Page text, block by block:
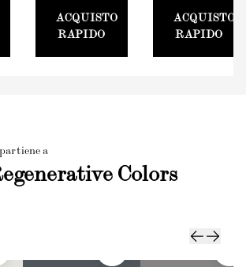
100mm
ACQUISTO
RAPIDO
ACQUISTO
RAPIDO
a
Colors